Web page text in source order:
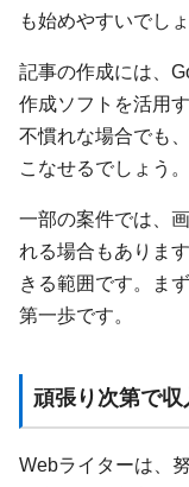
も始めやすいでしょ
記事の作成には、
作成ソフトを活用
不慣れな場合でも
こなせるでしょう。
一部の案件では、
れる場合もありま
きる範囲です。ま
第一歩です。
頑張り次第で
Webライターは、